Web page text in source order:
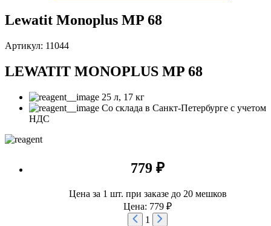
Lewatit Monoplus MP 68
Артикул: 11044
LEWATIT MONOPLUS MP 68
25 л, 17 кг
Со склада в Санкт-Петербурге с учетом
НДС
779 ₽
Цена за 1 шт. при заказе до 20 мешков
Цена: 779 ₽
1